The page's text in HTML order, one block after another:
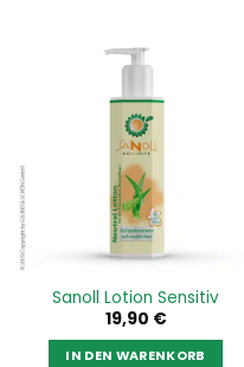
Sanoll Lotion Sensitiv
19,90 €
IN DEN WARENKORB